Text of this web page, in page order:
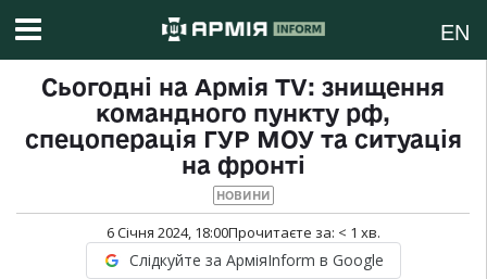
EN
Сьогодні на Армія TV: знищення
командного пункту рф,
спецоперація ГУР МОУ та ситуація
на фронті
НОВИНИ
6 Січня 2024, 18:00Прочитаєте за: < 1 хв.
Слідкуйте за АрміяInform в Google